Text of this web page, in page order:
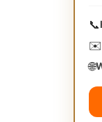
📞
✉️
🌐